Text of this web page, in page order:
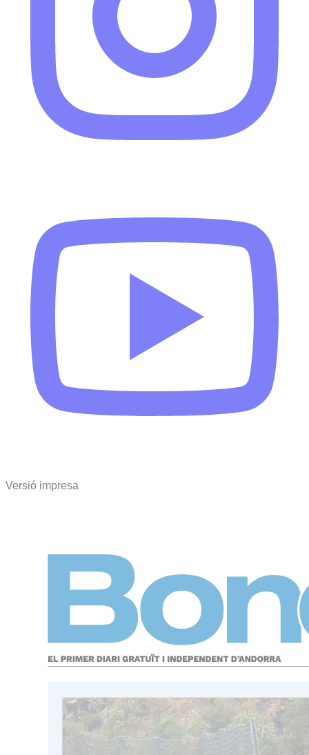
Versió impresa